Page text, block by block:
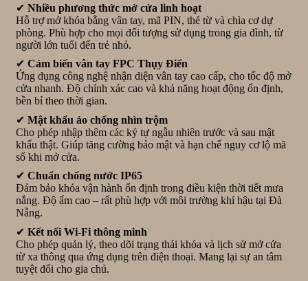
✔ Nhiều phương thức mở cửa linh hoạt
Hỗ trợ mở khóa bằng vân tay, mã PIN, thẻ từ và chìa cơ dự
phòng. Phù hợp cho mọi đối tượng sử dụng trong gia đình, từ
người lớn tuổi đến trẻ nhỏ.
✔ Cảm biến vân tay FPC Thụy Điển
Ứng dụng công nghệ nhận diện vân tay cao cấp, cho tốc độ mở
cửa nhanh. Độ chính xác cao và khả năng hoạt động ổn định,
bền bỉ theo thời gian.
✔ Mật khẩu ảo chống nhìn trộm
Cho phép nhập thêm các ký tự ngẫu nhiên trước và sau mật
khẩu thật. Giúp tăng cường bảo mật và hạn chế nguy cơ lộ mã
số khi mở cửa.
✔ Chuẩn chống nước IP65
Đảm bảo khóa vận hành ổn định trong điều kiện thời tiết mưa
nắng. Độ ẩm cao – rất phù hợp với môi trường khí hậu tại Đà
Nẵng.
✔ Kết nối Wi-Fi thông minh
Cho phép quản lý, theo dõi trạng thái khóa và lịch sử mở cửa
từ xa thông qua ứng dụng trên điện thoại. Mang lại sự an tâm
tuyệt đối cho gia chủ.